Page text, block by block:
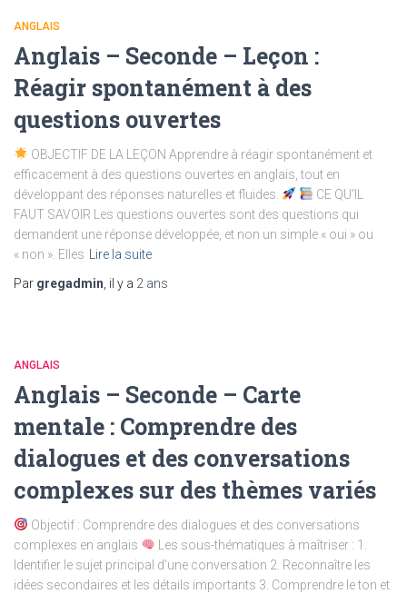
ANGLAIS
Anglais – Seconde – Leçon :
Réagir spontanément à des
questions ouvertes
OBJECTIF DE LA LEÇON Apprendre à réagir spontanément et
efficacement à des questions ouvertes en anglais, tout en
développant des réponses naturelles et fluides.
CE QU’IL
FAUT SAVOIR Les questions ouvertes sont des questions qui
demandent une réponse développée, et non un simple « oui » ou
« non ». Elles
Lire la suite
Par gregadmin , il y a 2 ans
ANGLAIS
Anglais – Seconde – Carte
mentale : Comprendre des
dialogues et des conversations
complexes sur des thèmes variés
Objectif : Comprendre des dialogues et des conversations
complexes en anglais
Les sous-thématiques à maîtriser : 1.
Identifier le sujet principal d’une conversation 2. Reconnaître les
idées secondaires et les détails importants 3. Comprendre le ton et